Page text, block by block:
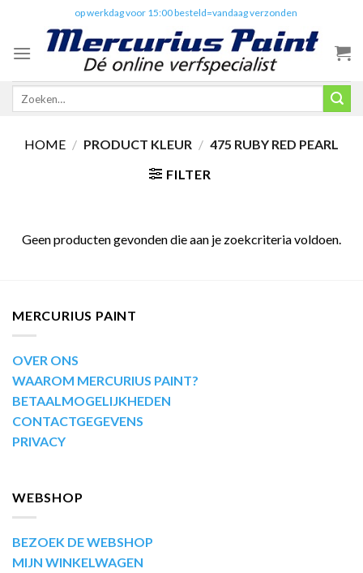
content
op werkdag voor 15:00 besteld=vandaag verzonden
Zoeken
HOME / PRODUCT KLEUR / 475 RUBY RED PEARL
FILTER
Geen producten gevonden die aan je zoekcriteria voldoen.
MERCURIUS PAINT
OVER ONS
WAAROM MERCURIUS PAINT?
BETAALMOGELIJKHEDEN
CONTACTGEGEVENS
PRIVACY
WEBSHOP
BEZOEK DE WEBSHOP
MIJN WINKELWAGEN